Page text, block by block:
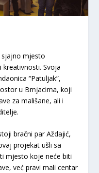
sjajno mjesto
Svoja
“Patuljak”,
u Brnjacima, koji
za mališane, ali i
bračni par Aždajić,
projekat ušli sa
mjesto koje neće biti
već pravi mali centar